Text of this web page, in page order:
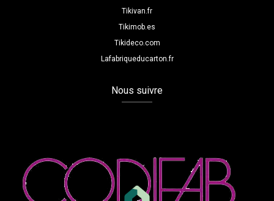
Tikivan.fr
Tikimob.es
Tikideco.com
Lafabriqueducarton.fr
Nous suivre